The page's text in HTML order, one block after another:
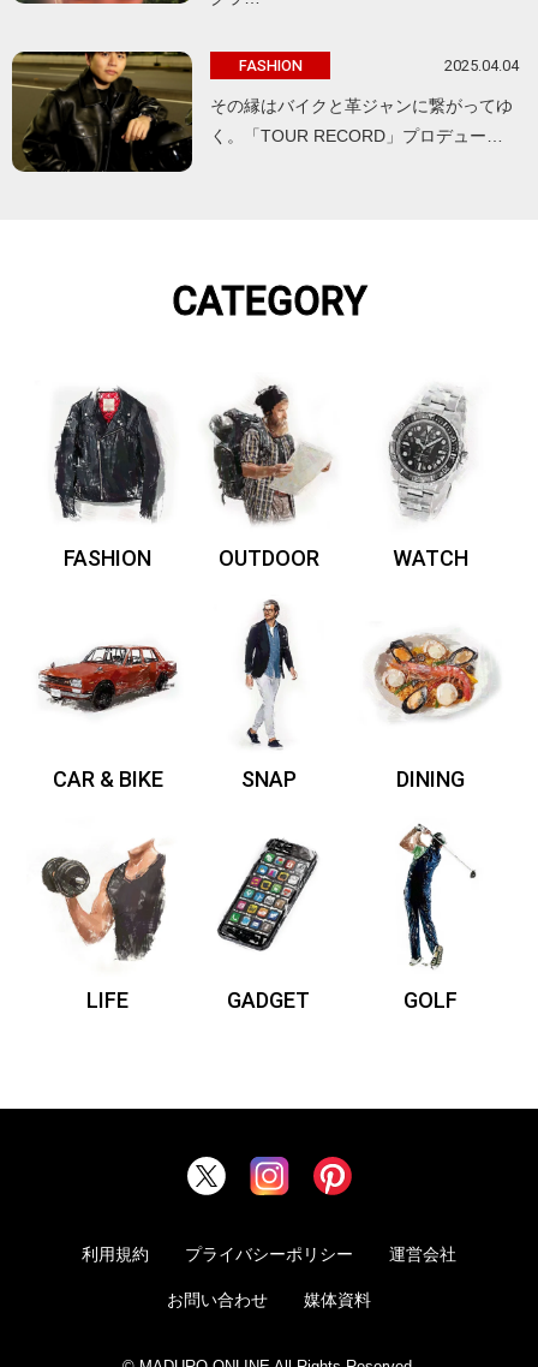
FASHION 2025.04.04
その縁はバイクと革ジャンに繋がってゆ
く。「TOUR RECORD」プロデュー…
CATEGORY
FASHION OUTDOOR WATCH
CAR & BIKE SNAP DINING
LIFE GADGET GOLF
利用規約 プライバシーポリシー 運営会社
お問い合わせ 媒体資料